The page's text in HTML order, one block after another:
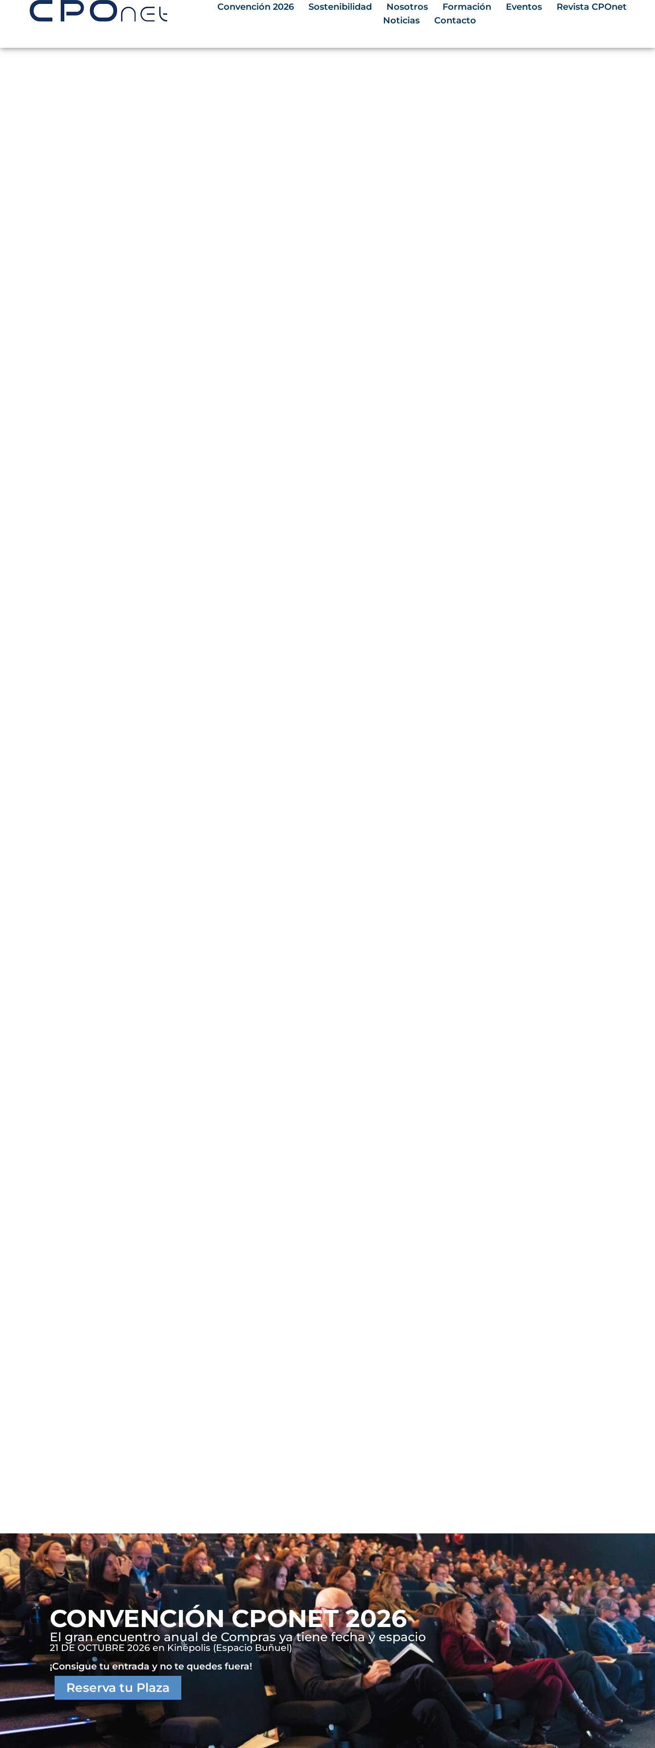
Convención 2026 Sostenibilidad Nosotros Formación Eventos
Revista CPOnet
Noticias
Contacto
CONVENCIÓN CPONET 2026
El gran encuentro anual de Compras ya tiene fecha y espacio
21 DE OCTUBRE 2026 en Kinépolis (Espacio Buñuel)
¡Consigue tu entrada y no te quedes fuera!
Reserva tu Plaza